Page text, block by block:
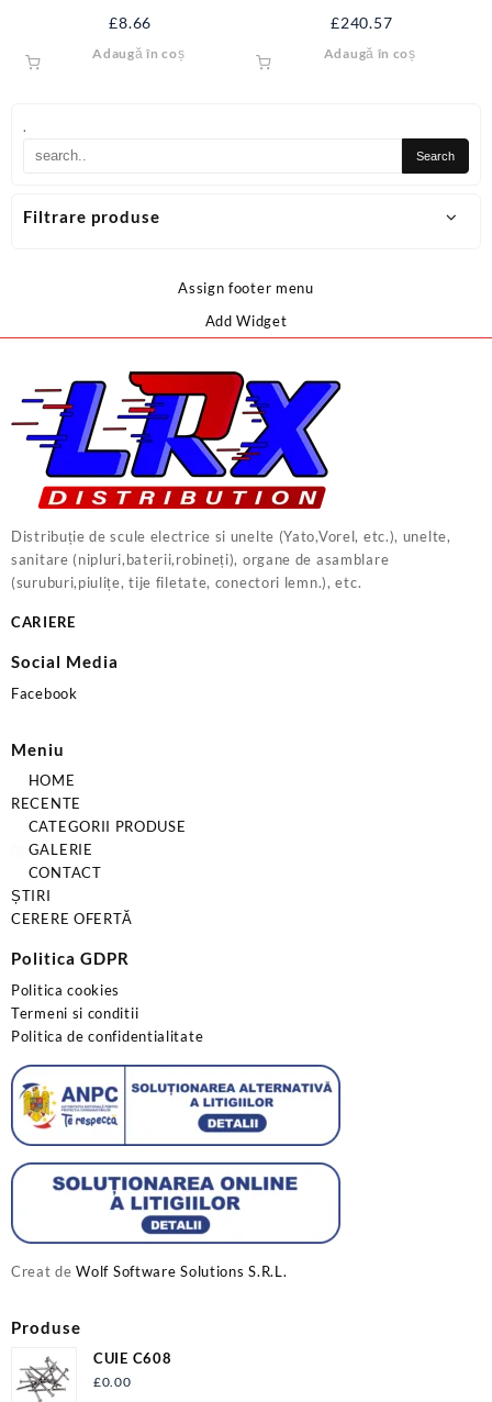
.
Filtrare produse
x12M YT-8156
£8.66
Adaugă în coș
£240.57
Adaugă în coș
Assign footer menu
Add Widget
Distribuție de scule electrice si unelte (Yato,Vorel, etc.), unelte,
sanitare (nipluri,baterii,robineți), organe de asamblare
(suruburi,piulițe, tije filetate, conectori lemn.), etc.
CARIERE
Social Media
Facebook
Meniu
HOME
RECENTE
CATEGORII PRODUSE
GALERIE
CONTACT
ȘTIRI
CERERE OFERTĂ
Politica GDPR
Politica cookies
Termeni si conditii
Politica de confidentialitate
Creat deWolf Software Solutions S.R.L.
Produse
CUIE C608
£0.00